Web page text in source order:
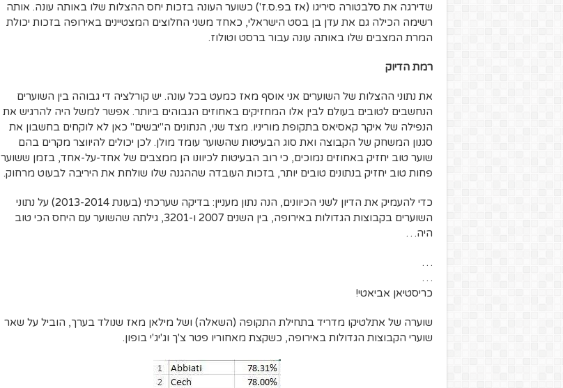
שדירגה את סלבטורה סיריגו (אז בפ.ס.ז') כשוער העונה בזכות יחס ההצלות שלו באותה עונה. אותה
רשימה הכילה גם את עדן בן בסט הישראלי, כאחד משני החלוצים המצטיינים באירופה בזכות יכולת
המרת המצבים שלו באותה עונה עבור ברסט וטולוז.
רמת הדיוק
את נתוני ההצלות של השוערים אני אוסף מאז כמעט בכל עונה. יש קורלציה די גבוהה בין השוערים
הנחשבים לטובים בעולם לבין אלו המחזיקים באחוזים הגבוהים ביותר. אפשר למשל היה להרגיש את
הנפילה של איקר קאסיאס בתקופת מוריניו. מצד שני, הנתונים ה"יבשים" כאן לא לוקחים בחשבון את
סגנון המשחק של הקבוצה ואת סוג הבעיטות שהשוער עומד מולן. לכן יכולים להיווצר מקרים בהם
שוער טוב יחזיק באחוזים נמוכים, כי רוב הבעיטות לכיוונו הן ממצבים של אחד-על-אחד, בזמן ששוער
פחות טוב יחזיק בנתונים טובים יותר, בזכות העובדה שההגנה שלו שולחת את היריבה לבעוט מרחוק.
כדי להעמיק את הדיון לשני הכיוונים, הנה נתון מעניין: בדיקה שערכתי (בעונת 2013-2014) על נתוני
השוערים בקבוצות הגדולות באירופה, בין השנים 2007 ו-3201, גילתה שהשוער עם היחס הכי טוב
היה…
…
…
כריסטיאן אביאטי!
שוערה של אתלטיקו מדריד בתחילת התקופה (השאלה) ושל מילאן מאז שנולד בערך, הוביל על שאר
שוערי הקבוצות הגדולות באירופה, כשקצת מאחוריו פטר צ'ך וג'יג'י בופון.